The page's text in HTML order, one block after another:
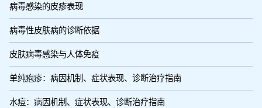
病毒感染的皮疹表现
病毒性皮肤病的诊断依据
皮肤病毒感染与人体免疫
单纯疱疹：病因机制、症状表现、诊断治疗指南
水痘：病因机制、症状表现、诊断治疗指南